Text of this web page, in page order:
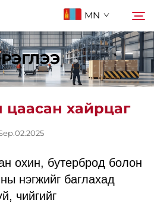
MN
Хайх
хайрцаг
охин, бутерброд болон
нэгжийг баглахад
чийгийг